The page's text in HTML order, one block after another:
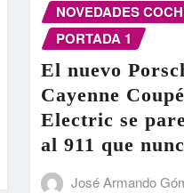
NOVEDADES
PORTADA 1
El nuevo
Cayenne Coupé
Electric se
al 911 que
José Armando